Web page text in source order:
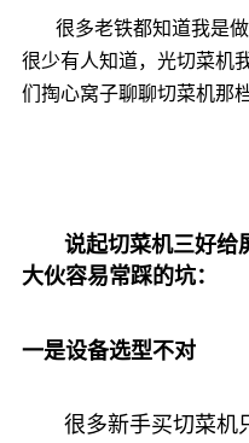
很多老铁都知道我是做
很少有人知道，光切菜机
们掏心窝子聊聊切菜机那
说起切菜机三好给
大伙容易常踩的坑：
一是设备选型不对
很多新手买切菜机